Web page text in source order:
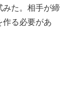
みた。相手が締
作る必要があ